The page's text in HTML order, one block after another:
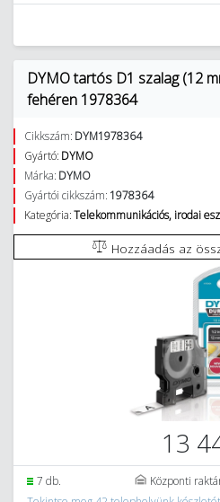
DYMO tartós D1 szalag (12
fehéren 1978364
Cikkszám: DYM1978364
Gyártó: DYMO
Márka: DYMO
Gyártói cikkszám: 1978364
Kategória:Telekommunikációs, irodai
Hozzáadás az
13
7 db. Központi